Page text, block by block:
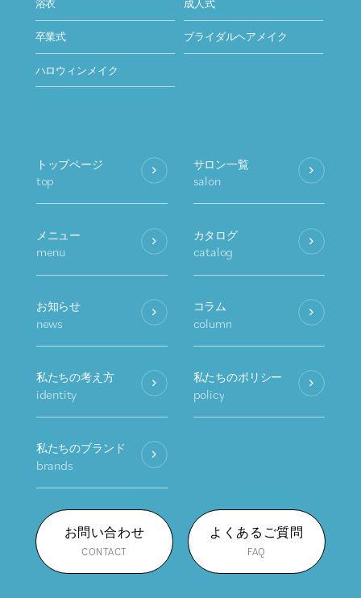
浴衣 成人式
卒業式 ブライダルヘアメイク
ハロウィンメイク
トップページ
top
サロン一覧
salon
メニュー
menu
カタログ
catalog
お知らせ
news
コラム
column
私たちの考え方
identity
私たちのポリシー
policy
私たちのブランド
brands
お問い合わせ
CONTACT
よくあるご質問
FAQ